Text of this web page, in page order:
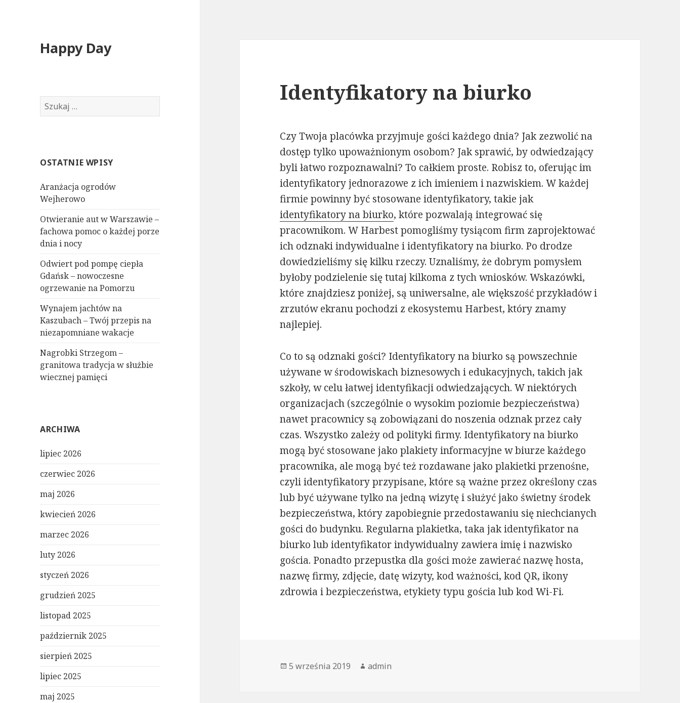
Happy Day
Szukaj:
OSTATNIE WPISY
Aranżacja ogrodów
Wejherowo
Otwieranie aut w Warszawie –
fachowa pomoc o każdej porze
dnia i nocy
Odwiert pod pompę ciepła
Gdańsk – nowoczesne
ogrzewanie na Pomorzu
Wynajem jachtów na
Kaszubach – Twój przepis na
niezapomniane wakacje
Nagrobki Strzegom –
granitowa tradycja w służbie
wiecznej pamięci
ARCHIWA
lipiec 2026
czerwiec 2026
maj 2026
kwiecień 2026
marzec 2026
luty 2026
styczeń 2026
grudzień 2025
listopad 2025
październik 2025
sierpień 2025
lipiec 2025
maj 2025
Identyfikatory na biurko
Czy Twoja placówka przyjmuje gości każdego dnia? Jak zezwolić na
dostęp tylko upoważnionym osobom? Jak sprawić, by odwiedzający
byli łatwo rozpoznawalni? To całkiem proste. Robisz to, oferując im
identyfikatory jednorazowe z ich imieniem i nazwiskiem. W każdej
firmie powinny być stosowane identyfikatory, takie jak
identyfikatory na biurko, które pozwalają integrować się
pracownikom. W Harbest pomogliśmy tysiącom firm zaprojektować
ich odznaki indywidualne i identyfikatory na biurko. Po drodze
dowiedzieliśmy się kilku rzeczy. Uznaliśmy, że dobrym pomysłem
byłoby podzielenie się tutaj kilkoma z tych wniosków. Wskazówki,
które znajdziesz poniżej, są uniwersalne, ale większość przykładów i
zrzutów ekranu pochodzi z ekosystemu Harbest, który znamy
najlepiej.
Co to są odznaki gości? Identyfikatory na biurko są powszechnie
używane w środowiskach biznesowych i edukacyjnych, takich jak
szkoły, w celu łatwej identyfikacji odwiedzających. W niektórych
organizacjach (szczególnie o wysokim poziomie bezpieczeństwa)
nawet pracownicy są zobowiązani do noszenia odznak przez cały
czas. Wszystko zależy od polityki firmy. Identyfikatory na biurko
mogą być stosowane jako plakiety informacyjne w biurze każdego
pracownika, ale mogą być też rozdawane jako plakietki przenośne,
czyli identyfikatory przypisane, które są ważne przez określony czas
lub być używane tylko na jedną wizytę i służyć jako świetny środek
bezpieczeństwa, który zapobiegnie przedostawaniu się niechcianych
gości do budynku. Regularna plakietka, taka jak identyfikator na
biurko lub identyfikator indywidualny zawiera imię i nazwisko
gościa. Ponadto przepustka dla gości może zawierać nazwę hosta,
nazwę firmy, zdjęcie, datę wizyty, kod ważności, kod QR, ikony
zdrowia i bezpieczeństwa, etykiety typu gościa lub kod Wi-Fi.
Opublikowano
5 września 2019 Autor
admin